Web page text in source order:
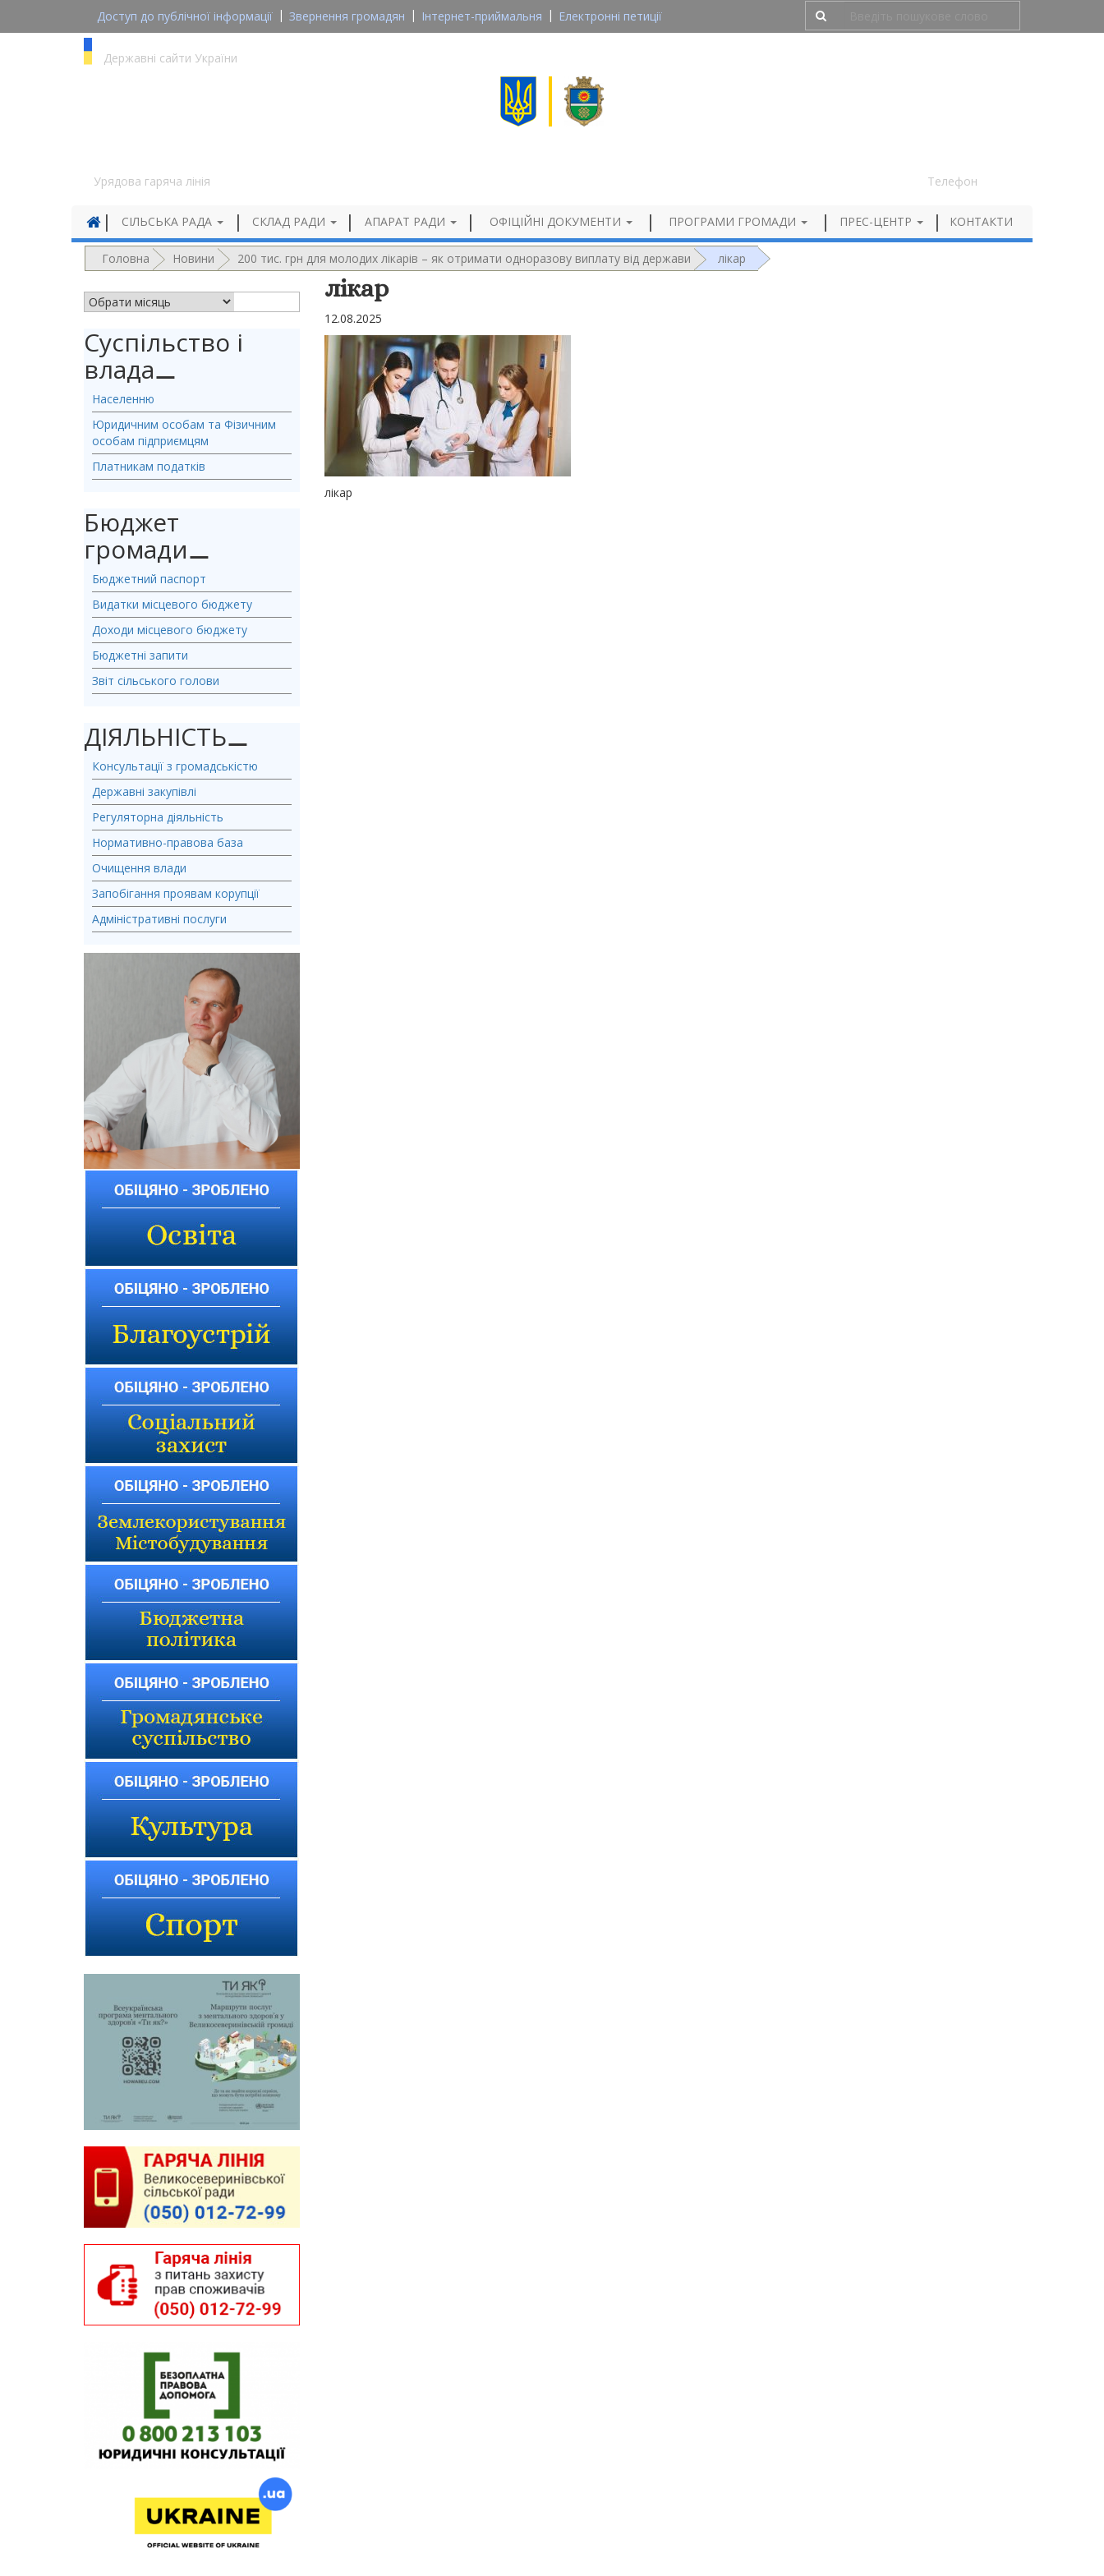
Доступ до публічної інформації Звернення громадян Інтернет-приймальня
Електронні петиції
Державні сайти України
Урядова гаряча лінія Телефон
СІЛЬСЬКА РАДА СКЛАД РАДИ АПАРАТ РАДИ ОФІЦІЙНІ ДОКУМЕНТИ ПРОГРАМИ ГРОМАДИ ПРЕС-ЦЕНТР КОНТАКТИ
Головна Новини 200 тис. грн для молодих лікарів – як отримати одноразову виплату від держави лікар
АРХІВ НОВИН
Суспільство і
влада⚊
Населенню
Юридичним особам та Фізичним
особам підприємцям
Платникам податків
Бюджет
громади⚊
Бюджетний паспорт
Видатки місцевого бюджету
Доходи місцевого бюджету
Бюджетні запити
Звіт сільського голови
ДІЯЛЬНІСТЬ⚊
Консультації з громадськістю
Державні закупівлі
Регуляторна діяльність
Нормативно-правова база
Очищення влади
Запобігання проявам корупції
Адміністративні послуги
лікар
12.08.2025
лікар